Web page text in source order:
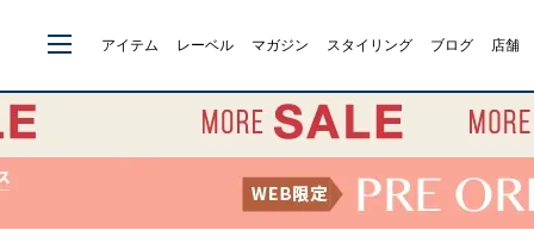
アイテム レーベル マガジン スタイリング ブログ 店舗